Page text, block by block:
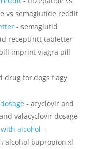
vs semaglutide reddit
- semaglutid
receptfritt tabletter
imprint viagra pill
drug for.dogs flagyl
- acyclovir and
valacyclovir dosage
alcohol -
alcohol bupropion xl